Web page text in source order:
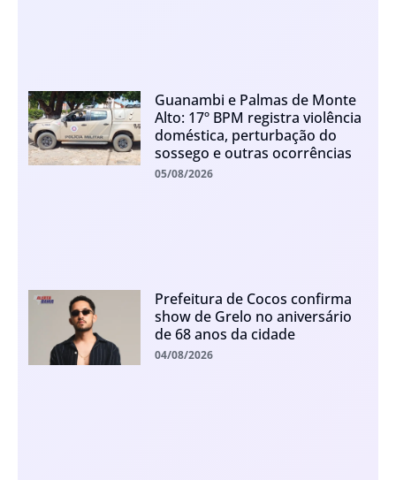
Guanambi e Palmas de Monte
Alto: 17º BPM registra violência
doméstica, perturbação do
sossego e outras ocorrências
05/08/2026
Prefeitura de Cocos confirma
show de Grelo no aniversário
de 68 anos da cidade
04/08/2026